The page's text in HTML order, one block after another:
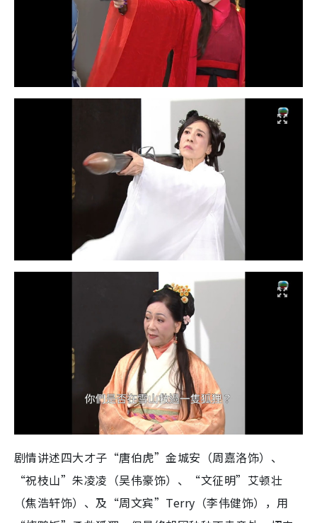
剧情讲述四大才子“唐伯虎”金城安（周嘉洛饰）、
“祝枝山”朱凌凌（吴伟豪饰）、“文征明”艾顿壮
（焦浩轩饰）、及“周文宾”Terry（李伟健饰），用